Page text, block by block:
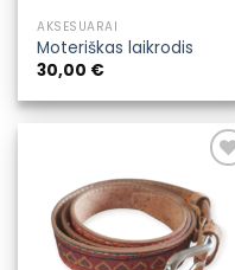
AKSESUARAI
Moteriškas laikrodis
30,00 €
Pridėti į
pageidavimų
sąrašą